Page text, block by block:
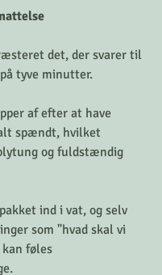
det, der svarer til
tyve minutter.
spændt, hvilket
og fuldstændig
som "hvad skal vi
kan føles